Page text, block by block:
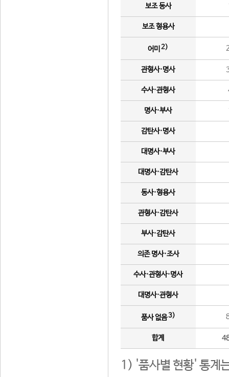
보조 동사
보조 형용사
어미 2)
관형사·명사
수사·관형사
명사·부사
감탄사·명사
대명사·부사
대명사·감탄사
동사·형용사
관형사·감탄사
부사·감탄사
의존 명사·조사
수사·관형사·명사
대명사·관형사
품사 없음3)
합계
1) '품사별 현황' 통계